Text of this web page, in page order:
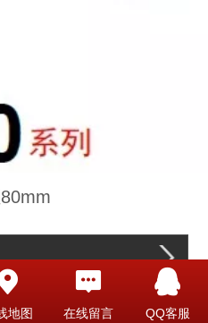
地图 在线留言 QQ客服